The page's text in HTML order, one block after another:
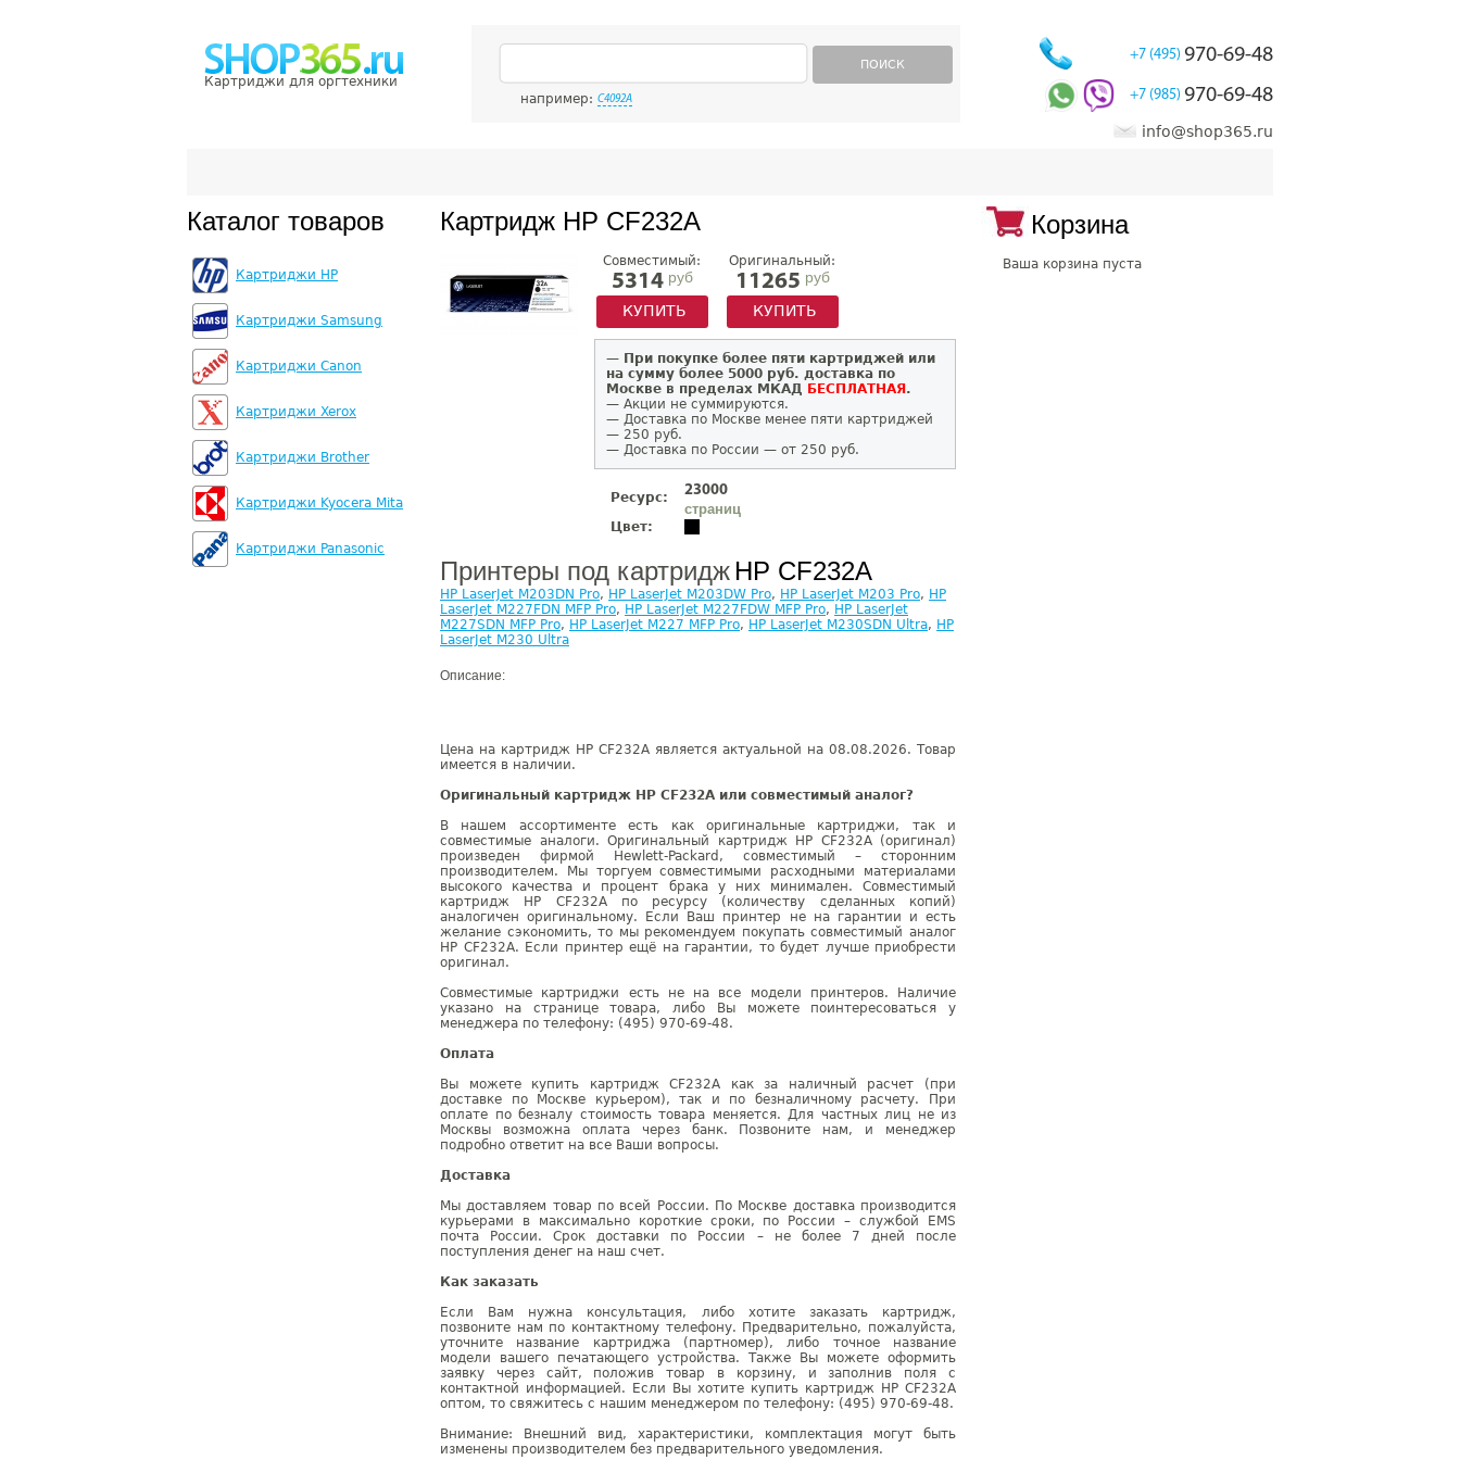
Картриджи для оргтехники
ПОИСК
например: C4092A
+7 (495) 970-69-48
+7 (985) 970-69-48
info@shop365.ru
Каталог товаров
Картриджи HP
Картриджи Samsung
Картриджи Canon
Картриджи Xerox
Картриджи Brother
Картриджи Kyocera Mita
Картриджи Panasonic
Картридж HP CF232A
Совместимый:
5314 руб
КУПИТЬ
Оригинальный:
11265 руб
КУПИТЬ
— При покупке более пяти картриджей или
на сумму более 5000 руб. доставка по
Москве в пределах МКАД БЕСПЛАТНАЯ .
— Акции не суммируются.
— Доставка по Москве менее пяти картриджей
— 250 руб.
— Доставка по России — от 250 руб.
Ресурс:
23000
страниц
Цвет:
Принтеры под картридж HP CF232A
HP LaserJet M203DN Pro, HP LaserJet M203DW Pro, HP LaserJet M203 Pro, HP
LaserJet M227FDN MFP Pro, HP LaserJet M227FDW MFP Pro, HP LaserJet
M227SDN MFP Pro, HP LaserJet M227 MFP Pro, HP LaserJet M230SDN Ultra, HP
LaserJet M230 Ultra
Описание:
Цена на картридж HP CF232A является актуальной на 08.08.2026. Товар
имеется в наличии.
Оригинальный картридж HP CF232A или совместимый аналог?
В нашем ассортименте есть как оригинальные картриджи, так и
совместимые аналоги. Оригинальный картридж HP CF232A (оригинал)
произведен фирмой Hewlett-Packard, совместимый – сторонним
производителем. Мы торгуем совместимыми расходными материалами
высокого качества и процент брака у них минимален. Совместимый
картридж HP CF232A по ресурсу (количеству сделанных копий)
аналогичен оригинальному. Если Ваш принтер не на гарантии и есть
желание сэкономить, то мы рекомендуем покупать совместимый аналог
HP CF232A. Если принтер ещё на гарантии, то будет лучше приобрести
оригинал.
Совместимые картриджи есть не на все модели принтеров. Наличие
указано на странице товара, либо Вы можете поинтересоваться у
менеджера по телефону: (495) 970-69-48.
Оплата
Вы можете купить картридж CF232A как за наличный расчет (при
доставке по Москве курьером), так и по безналичному расчету. При
оплате по безналу стоимость товара меняется. Для частных лиц не из
Москвы возможна оплата через банк. Позвоните нам, и менеджер
подробно ответит на все Ваши вопросы.
Доставка
Мы доставляем товар по всей России. По Москве доставка производится
курьерами в максимально короткие сроки, по России – службой EMS
почта России. Срок доставки по России – не более 7 дней после
поступления денег на наш счет.
Как заказать
Если Вам нужна консультация, либо хотите заказать картридж,
позвоните нам по контактному телефону. Предварительно, пожалуйста,
уточните название картриджа (партномер), либо точное название
модели вашего печатающего устройства. Также Вы можете оформить
заявку через сайт, положив товар в корзину, и заполнив поля с
контактной информацией. Если Вы хотите купить картридж HP CF232A
оптом, то свяжитесь с нашим менеджером по телефону: (495) 970-69-48.
Внимание: Внешний вид, характеристики, комплектация могут быть
изменены производителем без предварительного уведомления.
Корзина
Ваша корзина пуста